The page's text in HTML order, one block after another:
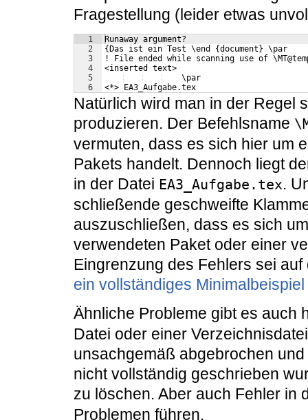
Fragestellung (leider etwas
1
2
3
4
5
6
Runaway argument?
{Das ist ein Test \end {document} \par
! File ended while scanning use of
<inserted text>
    \par
<*> EA3_Aufgabe.tex
Natürlich wird man in der Regel
produzieren. Der Befehlsname
vermuten, dass es sich hier um
Pakets handelt. Dennoch liegt
in der Datei EA3_Aufgabe.tex.
schließende geschweifte
auszuschließen, dass es sich
verwendeten Paket oder einer
Eingrenzung des Fehlers sei
ein vollständiges Minimalbeispiel
Ähnliche Probleme gibt es auch
Datei oder einer
unsachgemäß abgebrochen
nicht vollständig geschrieben
zu löschen. Aber auch Fehler in
Problemen führen.